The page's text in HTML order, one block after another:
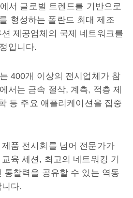
서 글로벌 트렌드를 기반으로
형성하는 폴란드 최대 제조
제공업체의 국제 네트워크를
입니다.
400개 이상의 전시업체가 참
서는 금속 절삭, 계측, 적층 제
등 주요 애플리케이션을 집중
품 전시회를 넘어 전문가가
육 세션, 최고의 네트워킹 기
통찰력을 공유할 수 있는 역동
다.